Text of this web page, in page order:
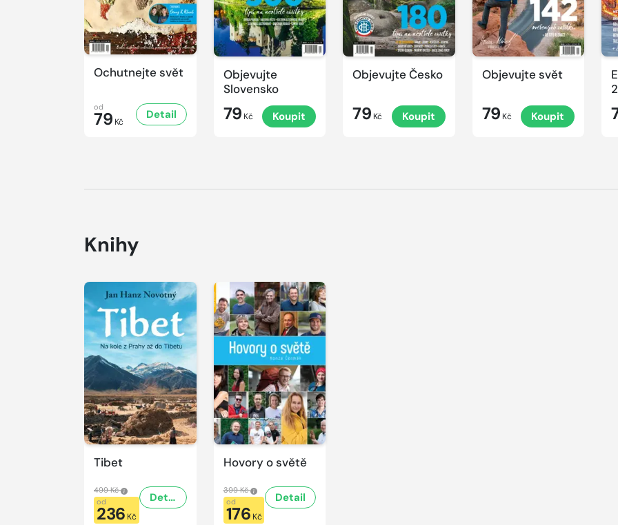
Ochutnejte svět
od
79 Kč
Detail
Objevujte
Slovensko
79 Kč Koupit
Objevujte Česko
79 Kč Koupit
Objevujte svět
79 Kč Koupit
2
Knihy
Tibet
499 Kč
od
236 Kč
Detail
Hovory o světě
399 Kč
od
176 Kč
Detail